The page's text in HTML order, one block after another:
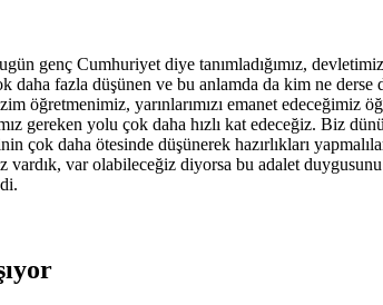
genç Cumhuriyet diye tanımladığımız,
fazla düşünen ve bu anlamda da kim ne derse
öğretmenimiz, yarınlarımızı emanet
gereken yolu çok daha hızlı kat edeceğiz. Biz
daha ötesinde düşünerek hazırlıkları
var olabileceğiz diyorsa bu adalet